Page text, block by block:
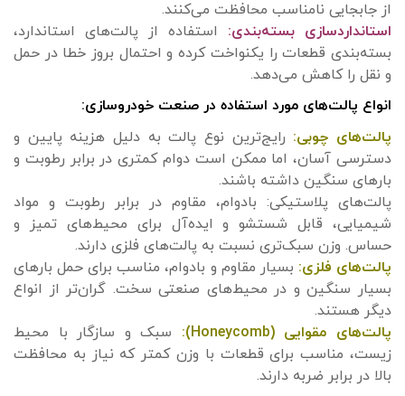
از جابجایی نامناسب محافظت می‌کنند.
استانداردسازی بسته‌بندی: استفاده از پالت‌های استاندارد،
بسته‌بندی قطعات را یکنواخت کرده و احتمال بروز خطا در حمل
و نقل را کاهش می‌دهد.
انواع پالت‌های مورد استفاده در صنعت خودروسازی:
پالت‌های چوبی: رایج‌ترین نوع پالت به دلیل هزینه پایین و
دسترسی آسان، اما ممکن است دوام کمتری در برابر رطوبت و
بارهای سنگین داشته باشند.
پالت‌های پلاستیکی: بادوام، مقاوم در برابر رطوبت و مواد
شیمیایی، قابل شستشو و ایده‌آل برای محیط‌های تمیز و
حساس. وزن سبک‌تری نسبت به پالت‌های فلزی دارند.
پالت‌های فلزی: بسیار مقاوم و بادوام، مناسب برای حمل بارهای
بسیار سنگین و در محیط‌های صنعتی سخت. گران‌تر از انواع
دیگر هستند.
پالت‌های مقوایی (Honeycomb):
سبک و سازگار با محیط
زیست، مناسب برای قطعات با وزن کمتر که نیاز به محافظت
بالا در برابر ضربه دارند.